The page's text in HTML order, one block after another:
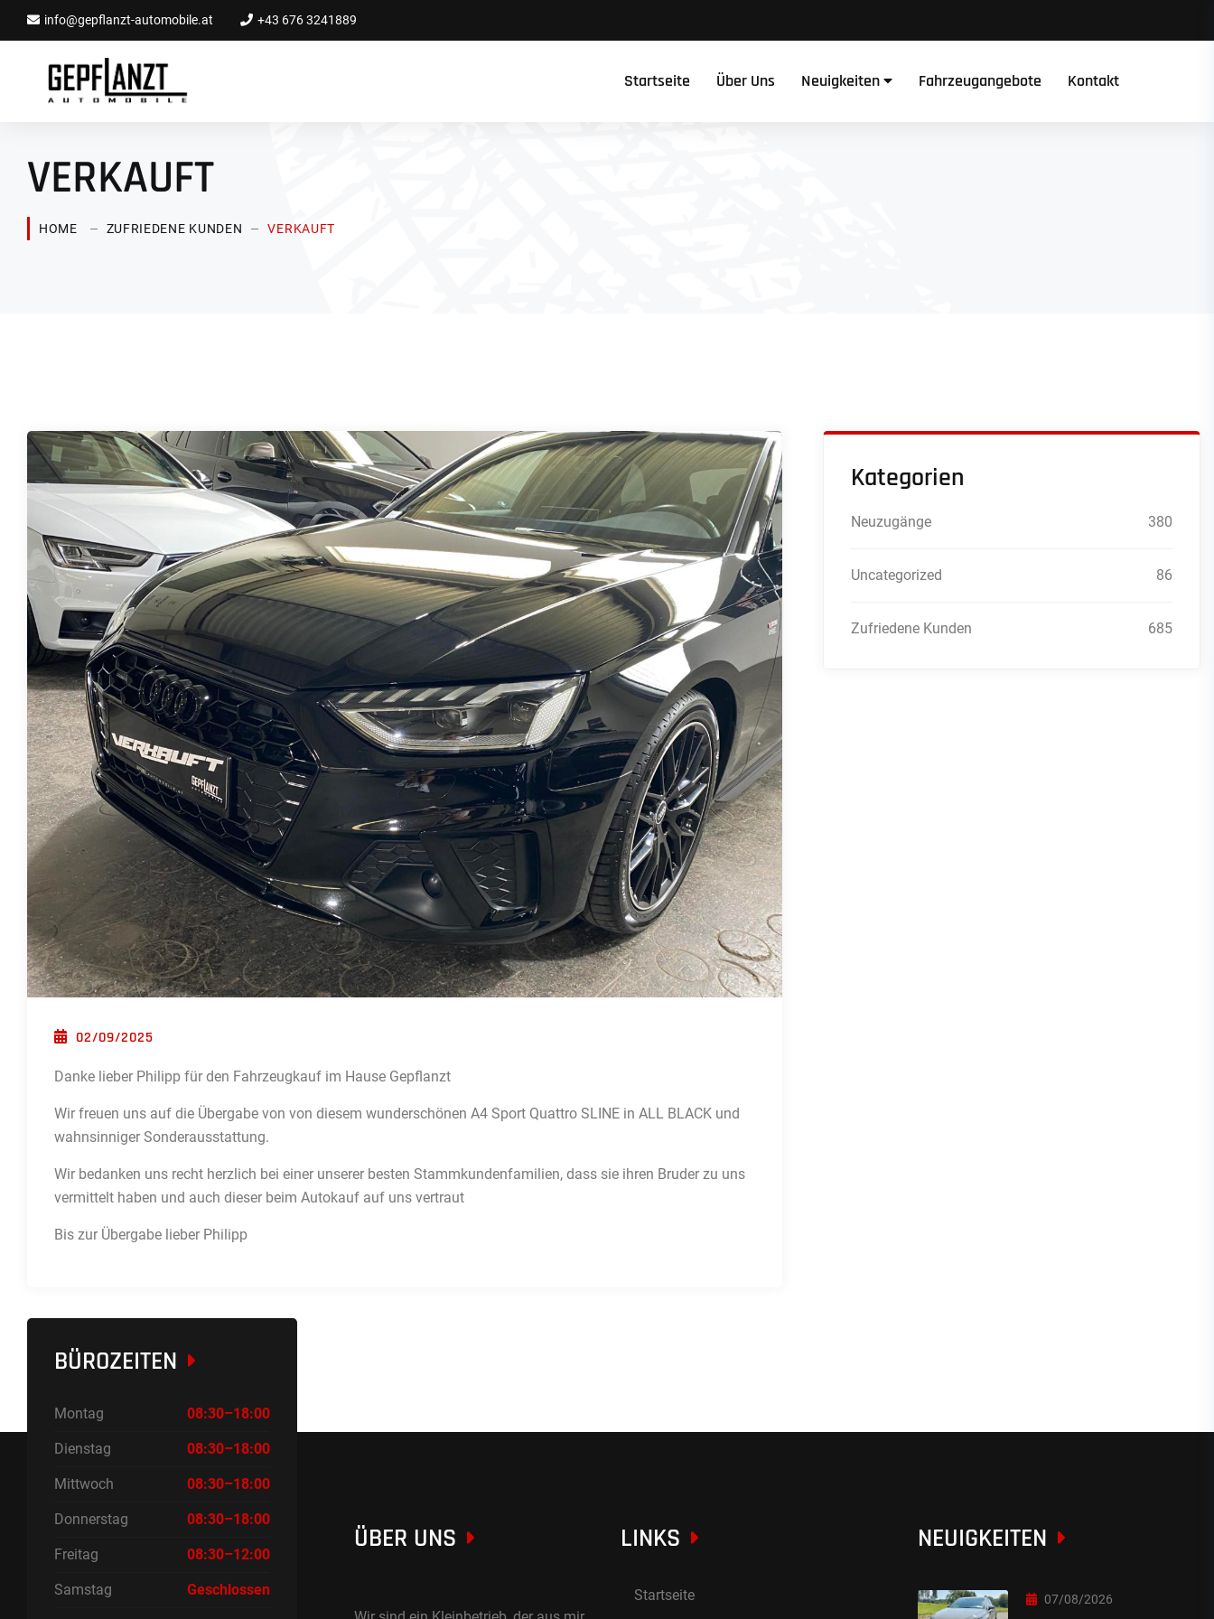
info@gepflanzt-automobile.at +43 676 3241889
Startseite Über Uns Neuigkeiten Fahrzeugangebote Kontakt
VERKAUFT
HOME ZUFRIEDENE KUNDEN VERKAUFT
POSTED ON
02/09/2025
Danke lieber Philipp für den Fahrzeugkauf im Hause Gepflanzt
Wir freuen uns auf die Übergabe von von diesem wunderschönen A4 Sport Quattro SLINE in ALL BLACK und
wahnsinniger Sonderausstattung.
Wir bedanken uns recht herzlich bei einer unserer besten Stammkundenfamilien, dass sie ihren Bruder zu uns
vermittelt haben und auch dieser beim Autokauf auf uns vertraut
Bis zur Übergabe lieber Philipp
Kategorien
Neuzugänge 380
Uncategorized 86
Zufriedene Kunden 685
BÜROZEITEN
Montag 08:30–18:00
Dienstag 08:30–18:00
Mittwoch 08:30–18:00
Donnerstag 08:30–18:00
Freitag 08:30–12:00
Samstag Geschlossen
ÜBER UNS LINKS
Startseite
NEUIGKEITEN
07/08/2026